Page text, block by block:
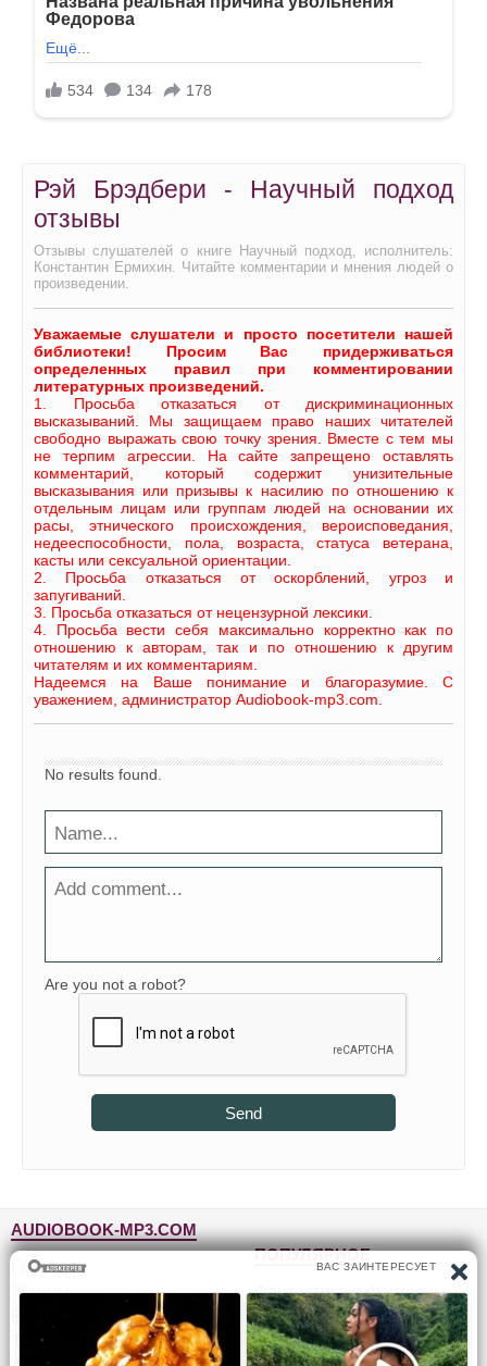
Рэй Брэдбери - Научный подход
отзывы
Отзывы слушателей о книге Научный подход, исполнитель:
Константин Ермихин. Читайте комментарии и мнения людей о
произведении.
Уважаемые слушатели и просто посетители нашей
библиотеки! Просим Вас придерживаться
определенных правил при комментировании
литературных произведений.
1. Просьба отказаться от дискриминационных
высказываний. Мы защищаем право наших читателей
свободно выражать свою точку зрения. Вместе с тем мы
не терпим агрессии. На сайте запрещено оставлять
комментарий, который содержит унизительные
высказывания или призывы к насилию по отношению к
отдельным лицам или группам людей на основании их
расы, этнического происхождения, вероисповедания,
недееспособности, пола, возраста, статуса ветерана,
касты или сексуальной ориентации.
2. Просьба отказаться от оскорблений, угроз и
запугиваний.
3. Просьба отказаться от нецензурной лексики.
4. Просьба вести себя максимально корректно как по
отношению к авторам, так и по отношению к другим
читателям и их комментариям.
Надеемся на Ваше понимание и благоразумие. С
уважением, администратор Audiobook-mp3.com.
No results found.
Are you not a robot?
Send
AUDIOBOOK-MP3.COM
Главная
Жанры
Топ-100
ПОПУЛЯРНОЕ
Фантастика и фэнтези
Детективы, триллеры
Для детей